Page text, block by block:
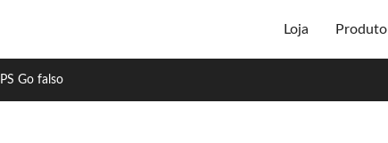
Loja Produto
Go falso